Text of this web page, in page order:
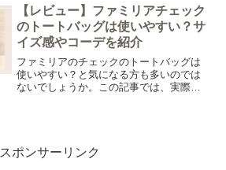
かった「メリット・デメリット」と「ひ
っくり返す問題」についてレビューして
いきます。
【レビュー】ファミリアチェック
のトートバッグは使いやすい？サ
イズ感やコーデを紹介
ファミリアのチェックのトートバッグは
使いやすい？と気になる方も多いのでは
ないでしょうか。この記事では、実際に
スポンサーリンク